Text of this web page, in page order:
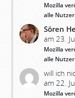
Mozilla
alle Nutzer
Sören
am 23.
Mozilla
alle Nutzer
will ich
am 22.
Mozilla